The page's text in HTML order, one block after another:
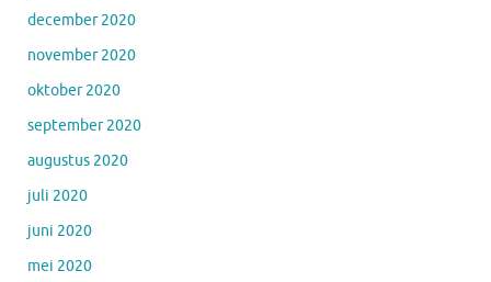
december 2020
november 2020
oktober 2020
september 2020
augustus 2020
juli 2020
juni 2020
mei 2020